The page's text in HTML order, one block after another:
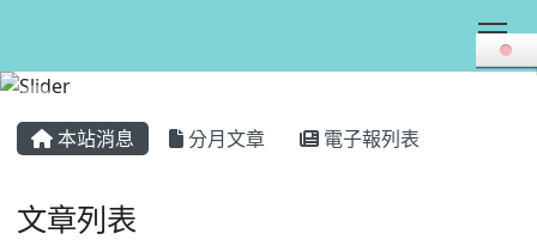
本站消息 分月文章 電子報列表
文章列表